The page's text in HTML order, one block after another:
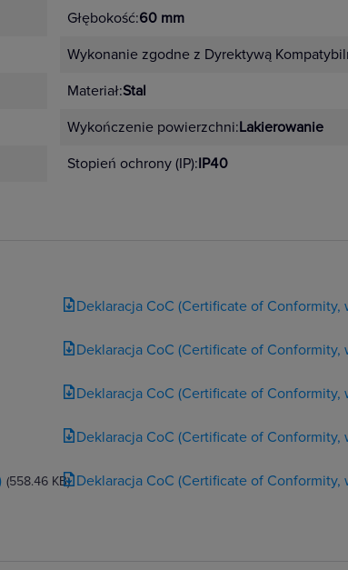
Głębokość:60 mm
Wykonanie zgodne z Dyrektywą
Materiał:Stal
Wykończenie powierzchni:Lakierowanie
Stopień ochrony (IP):IP40
(558.46 KB)
Deklaracja CoC (Certificate of Conformity,
Deklaracja CoC (Certificate of Conformity,
Deklaracja CoC (Certificate of Conformity,
Deklaracja CoC (Certificate of Conformity,
Deklaracja CoC (Certificate of Conformity,